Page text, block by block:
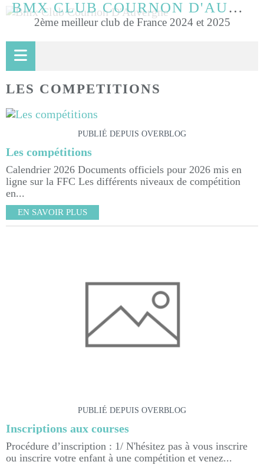
BMX CLUB COURNON D'AUVERGNE
2ème meilleur club de France 2024 et 2025
LES COMPETITIONS
PUBLIÉ DEPUIS OVERBLOG
Les compétitions
Calendrier 2026 Documents officiels pour 2026 mis en
ligne sur la FFC Les différents niveaux de compétition
en...
EN SAVOIR PLUS
PUBLIÉ DEPUIS OVERBLOG
Inscriptions aux courses
Procédure d’inscription : 1/ N'hésitez pas à vous inscrire
ou inscrire votre enfant à une compétition et venez...